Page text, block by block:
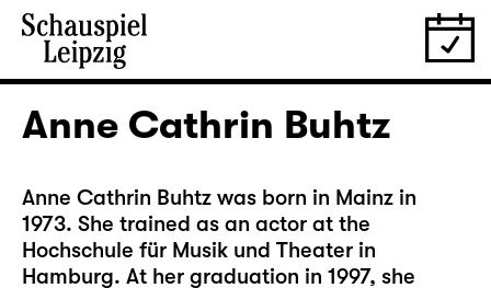
Anne Cathrin Buhtz
Anne Cathrin Buhtz was born in Mainz in
1973. She trained as an actor at the
Hochschule für Musik und Theater in
Hamburg. At her graduation in 1997, she